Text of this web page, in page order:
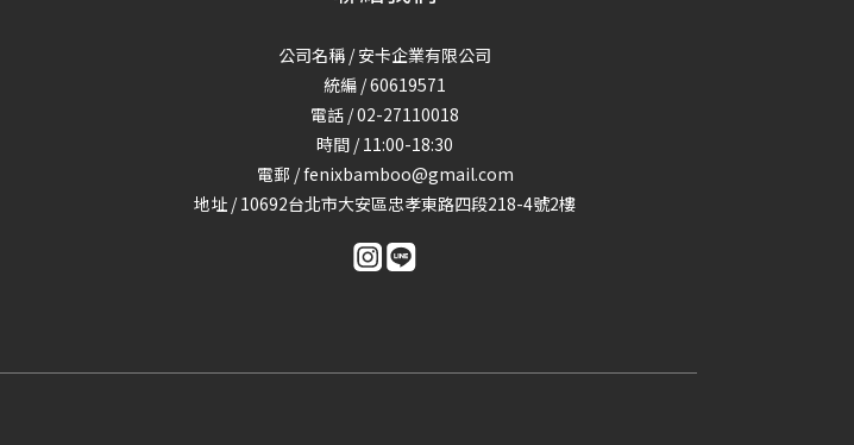
公司名稱 / 安卡企業有限公司
統編 / 60619571
電話 / 02-27110018
時間 / 11:00-18:30
電郵 / fenixbamboo@gmail.com
地址 / 10692台北市大安區忠孝東路四段218-4號2樓